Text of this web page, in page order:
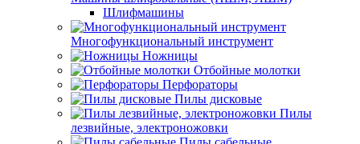
Шлифмашины
Многофункциональный инструмент
Ножницы
Отбойные молотки
Перфораторы
Пилы дисковые
Пилы
лезвийные, электроножовки